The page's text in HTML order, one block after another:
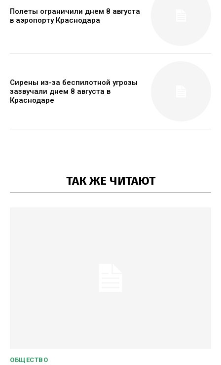
Полеты ограничили днем 8 августа
в аэропорту Краснодара
Сирены из-за беспилотной угрозы
зазвучали днем 8 августа в
Краснодаре
ТАК ЖЕ ЧИТАЮТ
ОБЩЕСТВО